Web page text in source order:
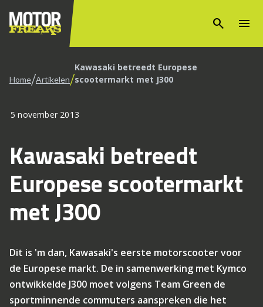
search menu
Home/Artikelen/Kawasaki betreedt Europese
scootermarkt met J300
5 november 2013
Kawasaki betreedt
Europese scootermarkt
met J300
Dit is 'm dan, Kawasaki's eerste motorscooter voor
de Europese markt. De in samenwerking met Kymco
ontwikkelde J300 moet volgens Team Green de
sportminnende commuters aanspreken die het